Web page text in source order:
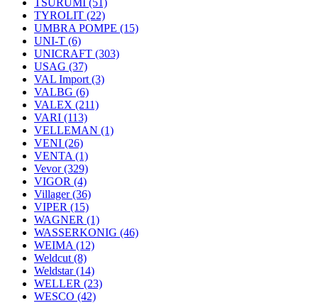
TSURUMI (51)
TYROLIT (22)
UMBRA POMPE (15)
UNI-T (6)
UNICRAFT (303)
USAG (37)
VAL Import (3)
VALBG (6)
VALEX (211)
VARI (113)
VELLEMAN (1)
VENI (26)
VENTA (1)
Vevor(329)
VIGOR (4)
Villager(36)
VIPER (15)
WAGNER (1)
WASSERKONIG (46)
WEIMA (12)
Weldcut (8)
Weldstar(14)
WELLER (23)
WESCO (42)